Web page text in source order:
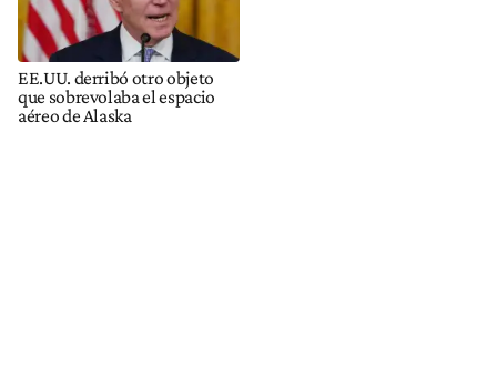
EE.UU. derribó otro objeto
que sobrevolaba el espacio
aéreo de Alaska